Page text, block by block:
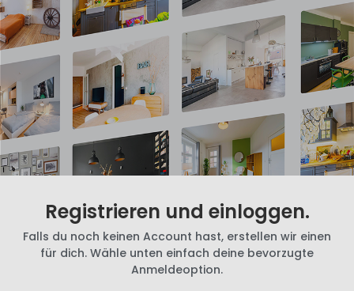
Registrieren und einloggen.
Falls du noch keinen Account hast, erstellen wir einen
für dich. Wähle unten einfach deine bevorzugte
Anmeldeoption.